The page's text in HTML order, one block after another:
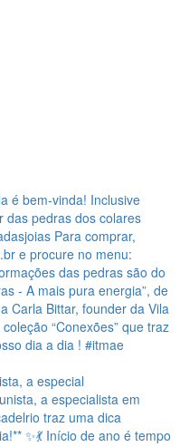
a especial